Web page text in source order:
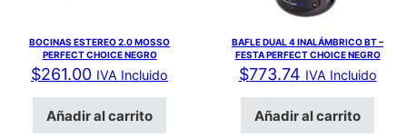
BOCINAS ESTEREO 2.0 MOSSO
PERFECT CHOICE NEGRO
$261.00 IVA Incluido
Añadir al carrito
BAFLE DUAL 4 INALÁMBRICO BT –
FESTA PERFECT CHOICE NEGRO
$773.74 IVA Incluido
Añadir al carrito